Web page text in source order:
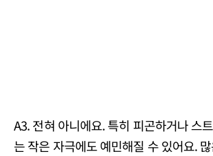
A3. 전혀 아니에요. 특히 피곤하거나 스
는 작은 자극에도 예민해질 수 있어요.